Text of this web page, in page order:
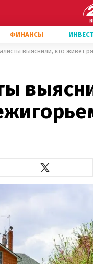
ФИНАНСЫ
выяснили, кто живет